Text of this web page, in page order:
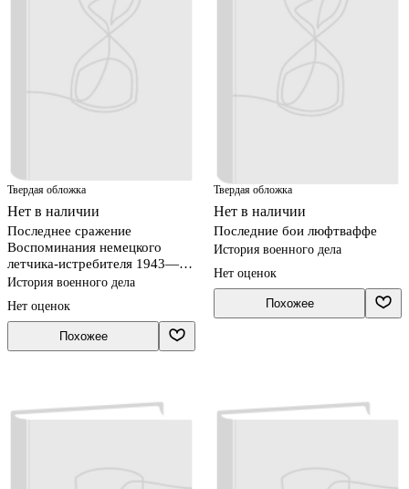
Твердая обложка
Нет в наличии
Последнее сражение
Воспоминания немецкого
летчика-истребителя 1943—
1945
История военного дела
Нет оценок
Похожее
Твердая обложка
Нет в наличии
Последние бои люфтваффе
История военного дела
Нет оценок
Похожее